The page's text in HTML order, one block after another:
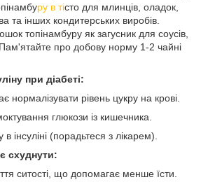
ру в тісто для млинців, оладок,
та інших кондитерських виробів.
топінамбуру як загусник для соусів,
про добову норму 1-2 чайні
при діабеті:
нормалізувати рівень цукру на крові.
глюкози із кишечника.
інсуліні (порадьтеся з лікарем).
схуднути:
ситості, що допомагає менше їсти.